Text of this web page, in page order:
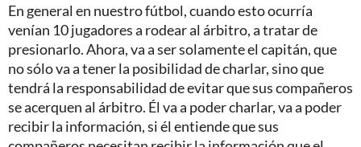
En general en nuestro fútbol, cuando esto ocurría
venían 10 jugadores a rodear al árbitro, a tratar de
presionarlo. Ahora, va a ser solamente el capitán, que
no sólo va a tener la posibilidad de charlar, sino que
tendrá la responsabilidad de evitar que sus compañeros
se acerquen al árbitro. Él va a poder charlar, va a poder
recibir la información, si él entiende que sus